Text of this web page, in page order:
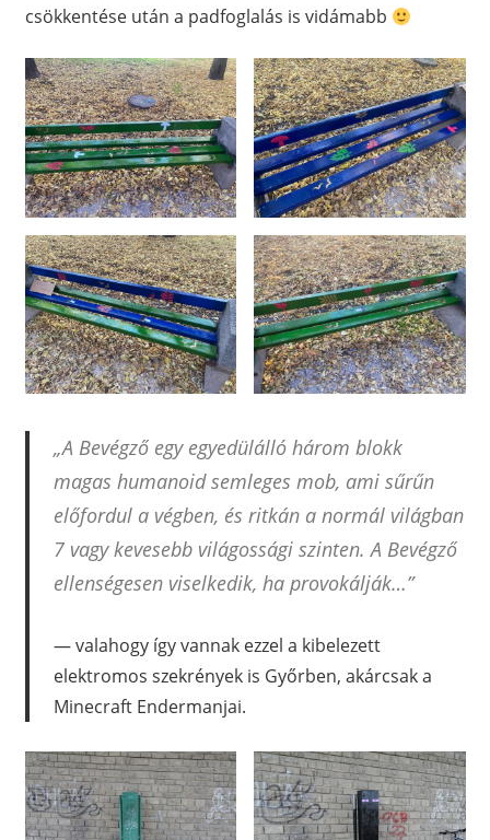
csökkentése után a padfoglalás is vidámabb
„A Bevégző egy egyedülálló három blokk
magas humanoid semleges mob, ami sűrűn
előfordul a végben, és ritkán a normál világban
7 vagy kevesebb világossági szinten. A Bevégző
ellenségesen viselkedik, ha provokálják…”
valahogy így vannak ezzel a kibelezett
elektromos szekrények is Győrben, akárcsak a
Minecraft Endermanjai.